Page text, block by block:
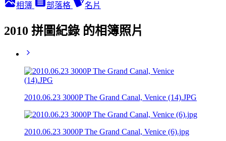
相簿 部落格 名片
2010 拼圖紀錄 的相簿照片
2010.06.23 3000P The Grand Canal, Venice (14).JPG
2010.06.23 3000P The Grand Canal, Venice (6).jpg